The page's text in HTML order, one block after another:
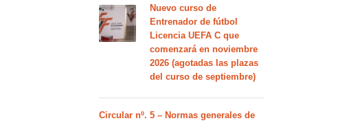
Nuevo curso de
Entrenador de fútbol
Licencia UEFA C que
comenzará en noviembre
2026 (agotadas las plazas
del curso de septiembre)
Circular nº. 5 – Normas generales de